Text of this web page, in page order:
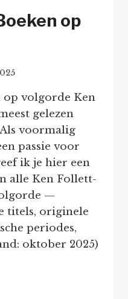
op
op volgorde Ken
gelezen
voormalig
passie voor
ik je hier een
alle Ken Follett-
—
titels, originele
periodes,
oktober 2025)